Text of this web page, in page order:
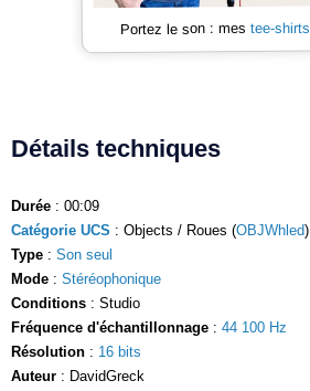
Portez le son : mes tee-shirts
Détails techniques
Durée : 00:09
Catégorie UCS : Objects / Roues (OBJWhled)
Type : Son seul
Mode : Stéréophonique
Conditions : Studio
Fréquence d'échantillonnage : 44 100 Hz
Résolution : 16 bits
Auteur : DavidGreck